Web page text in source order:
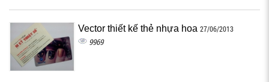
Vector thiết kế thẻ nhựa hoa 27/06/2013
9969